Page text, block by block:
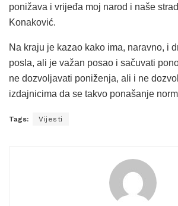
ponižava i vrijeđa moj narod i naše
Konaković.
Na kraju je kazao kako ima, naravno, i
posla, ali je važan posao i sačuvati
ne dozvoljavati poniženja, ali i ne
izdajnicima da se takvo ponašanje
Tags: Vijesti